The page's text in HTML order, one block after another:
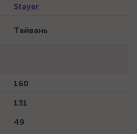
Stayer
Тайвань
160
131
49